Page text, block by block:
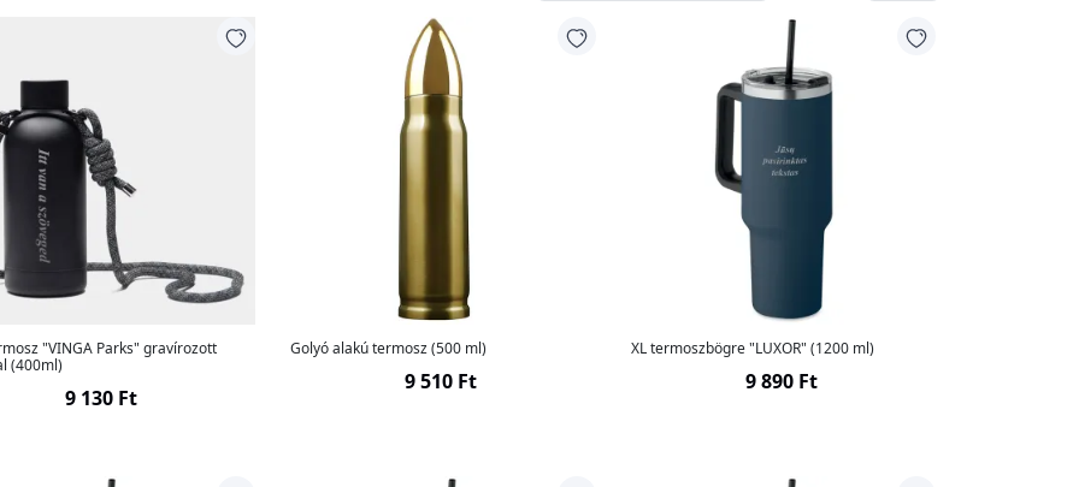
"VINGA Parks" gravírozott
(400ml)
9 130 Ft
Golyó alakú termosz (500 ml)
9 510 Ft
XL termoszbögre "LUXOR" (1200 ml)
9 890 Ft